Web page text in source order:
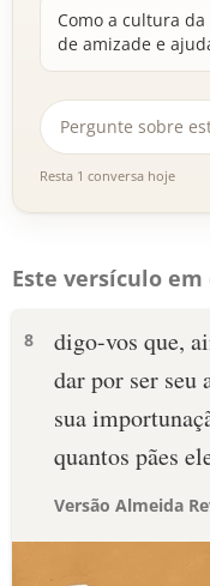
Como a cultura
de amizade e
Resta 1 conversa hoje
Este versículo
8
digo-vos que,
dar por ser seu
sua
quantos pães
Versão Almeida